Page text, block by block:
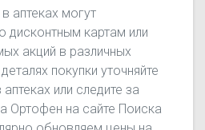
аптеках могут
дисконтным картам или
акций в различных
покупки уточняйте
или следите за
Ортофен на сайте Поиска